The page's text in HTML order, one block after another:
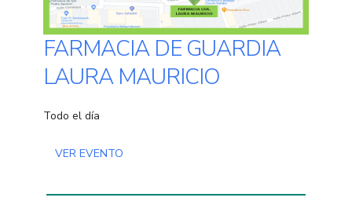
FARMACIA DE GUARDIA
LAURA MAURICIO
Todo el día
VER EVENTO